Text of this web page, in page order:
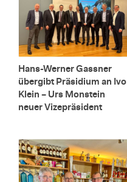
Hans-Wer­ner Gas­s­ner
über­gibt Prä­si­di­um an Ivo
Klein – Urs Mons­tein
neuer Vi­ze­prä­si­dent